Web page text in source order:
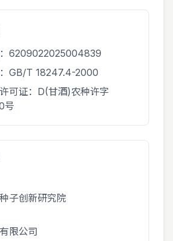
6209022025004839
GB/T 18247.4-2000
可证：D(甘酒)农种许字
号
子创新研究院
限公司